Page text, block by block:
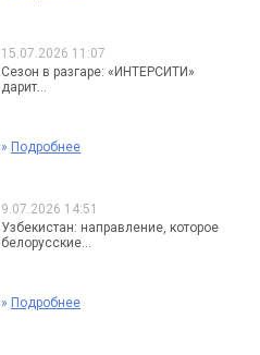
15.07.2026 11:07
Сезон в разгаре: «ИНТЕРСИТИ»
дарит...
» Подробнее
9.07.2026 14:51
Узбекистан: направление, которое
белорусские...
» Подробнее